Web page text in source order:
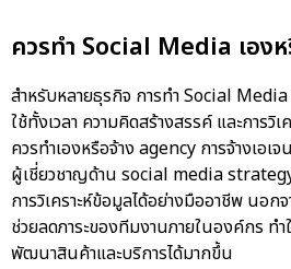
ควรทำ Social Media เองห
สำหรับหลายธุรกิจ การทำ Social
ใช้ทั้งเวลา ความคิดสร้างสรรค์ และการวิ
ควรทำเองหรือจ้าง agency การจ้างเอเ
ผู้เชี่ยวชาญด้าน social media
การวิเคราะห์ข้อมูลได้อย่างมืออาชีพ นอ
ช่วยลดภาระของทีมงานภายในองค์กร ท
พัฒนาสินค้าและบริการได้มากขึ้น